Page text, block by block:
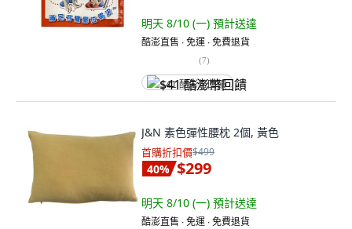
明天 8/10 (一) 預計送達
酷澎直售 ∙ 免運 ∙ 免費退貨
(7)
$41 酷澎幣回饋
J&N 素色彈性腰枕 2個, 黃色
首購折扣價$499
40% $299
明天 8/10 (一) 預計送達
酷澎直售 ∙ 免運 ∙ 免費退貨